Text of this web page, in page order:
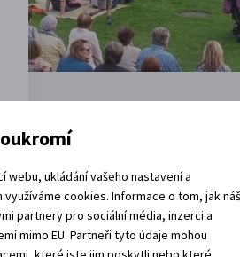
za rohem
webu, ukládání vašeho nastavení a
cookies. Informace o tom, jak
partnery pro sociální média, inzerci a
mimo EU. Partneři tyto údaje mohou